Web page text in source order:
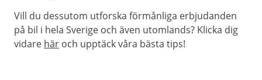
Vill du dessutom utforska förmånliga erbjudanden
på bil i hela Sverige och även utomlands? Klicka dig
vidare här och upptäck våra bästa tips!